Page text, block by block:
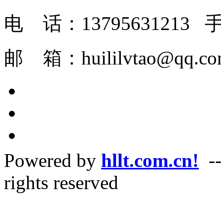
电 话：
邮 箱：
Powered by hllt.com.cn!
rights reserved